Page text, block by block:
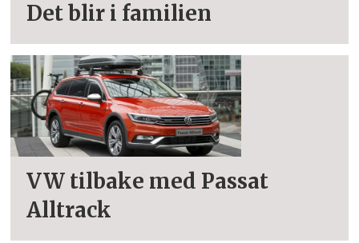
Det blir i familien
VW tilbake med Passat
Alltrack